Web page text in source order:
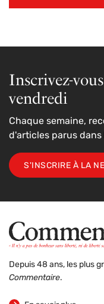
Inscrivez-
vendredi
Chaque semaine,
d'articles parus
S'INSCRIRE À LA
Depuis 48 ans, les plus
Commentaire.